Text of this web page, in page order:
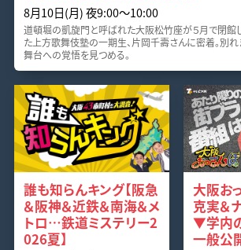
8月10日(月) 夜9:00～10:00
道頓堀の凱旋門と呼ばれた大阪松竹座が５月で閉館
た上方歌舞伎塾の一期生、片岡千壽さんに密着。別れ
舞台への覚悟を見つめる。
誰も知らんキング【阪急
＆阪神＆近鉄＆南海＆メ
トロ…鉄道ミステリー2
026夏】
大阪お
克実＆
▼学内
一般公